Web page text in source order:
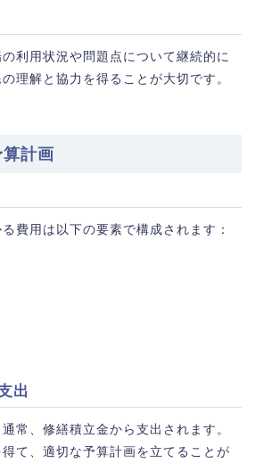
利用状況や問題点について継続的に
理解と協力を得ることが大切です。
計画
費用は以下の要素で構成されます：
出
常、修繕積立金から支出されます。
て、適切な予算計画を立てることが